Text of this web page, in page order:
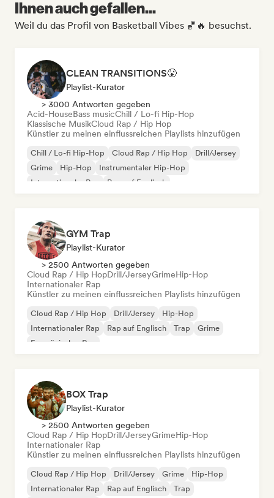
Ihnen auch gefallen...
Weil du das Profil von Basketball Vibes 🏀🔥 besuchst.
CLEAN TRANSITIONS😤
Playlist-Kurator
> 3000 Antworten gegeben
Acid-HouseBass musicChill / Lo-fi Hip-Hop
Klassische MusikCloud Rap / Hip Hop
Künstler zu meinen einflussreichen Playlists hinzufügen
Chill / Lo-fi Hip-Hop Cloud Rap / Hip Hop
Drill/Jersey
Grime
Hip-Hop
Instrumentaler Hip-Hop
Internationaler Rap
Rap auf Englisch
GYM Trap
Playlist-Kurator
> 2500 Antworten gegeben
Cloud Rap / Hip HopDrill/JerseyGrimeHip-Hop
Internationaler Rap
Künstler zu meinen einflussreichen Playlists hinzufügen
Cloud Rap / Hip Hop Drill/Jersey
Hip-Hop
Internationaler Rap
Rap auf Englisch Trap
Grime
Französischer Rap
BOX Trap
Playlist-Kurator
> 2500 Antworten gegeben
Cloud Rap / Hip HopDrill/JerseyGrimeHip-Hop
Internationaler Rap
Künstler zu meinen einflussreichen Playlists hinzufügen
Cloud Rap / Hip Hop Drill/Jersey Grime
Hip-Hop
Internationaler Rap
Rap auf Englisch
Trap